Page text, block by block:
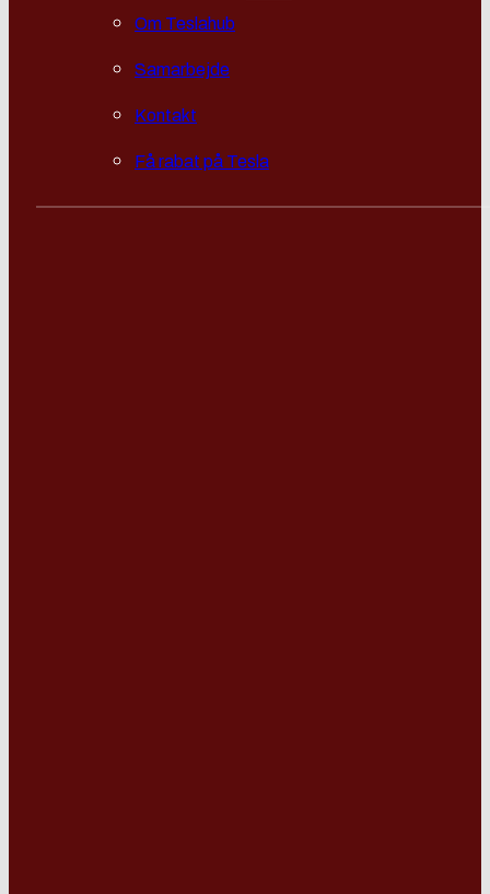
Om Teslahub
Samarbejde
Kontakt
Få rabat på Tesla